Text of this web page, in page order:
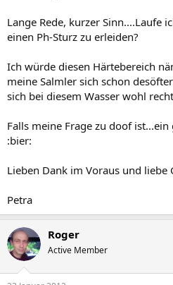
Lange Rede, kurzer Sinn....Laufe
einen Ph-Sturz zu erleiden?
Ich würde diesen Härtebereich
meine Salmler sich schon
sich bei diesem Wasser wohl
Falls meine Frage zu doof ist...ein
:bier:
Lieben Dank im Voraus und liebe
Petra
Roger
Active Member